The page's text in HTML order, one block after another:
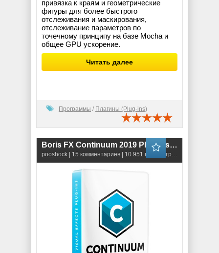
привязка к краям и геометрические
фигуры для более быстрого
отслеживания и маскирования,
отслеживание параметров по
точечному принципу на базе Mocha и
общее GPU ускорение.
Читать далее
Программы / Плагины (Plug-ins)
Boris FX Continuum 2019 Plug-ins for Adobe (v.12)
pooshock | 15 комментариев | 10 951 просмотров